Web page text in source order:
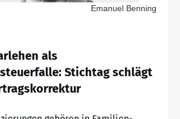
Emanuel Benning
als
Stichtag schlägt